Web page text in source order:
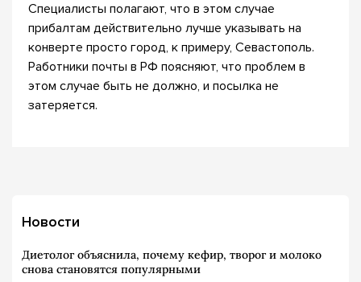
Специалисты полагают, что в этом случае
прибалтам действительно лучше указывать на
конверте просто город, к примеру, Севастополь.
Работники почты в РФ поясняют, что проблем в
этом случае быть не должно, и посылка не
затеряется.
Новости
Диетолог объяснила, почему кефир, творог и молоко
снова становятся популярными